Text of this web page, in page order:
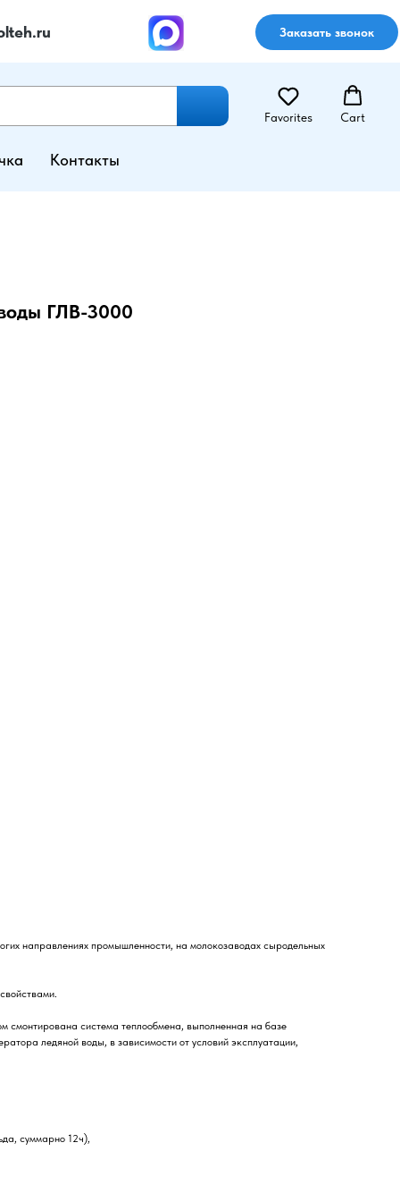
Заказать звонок
Favorites Cart
Контакты
ГЛВ-3000
направлениях промышленности, на молокозаводах сыродельных
смонтирована система теплообмена, выполненная на базе
ледяной воды, в зависимости от условий эксплуатации,
суммарно 12ч),